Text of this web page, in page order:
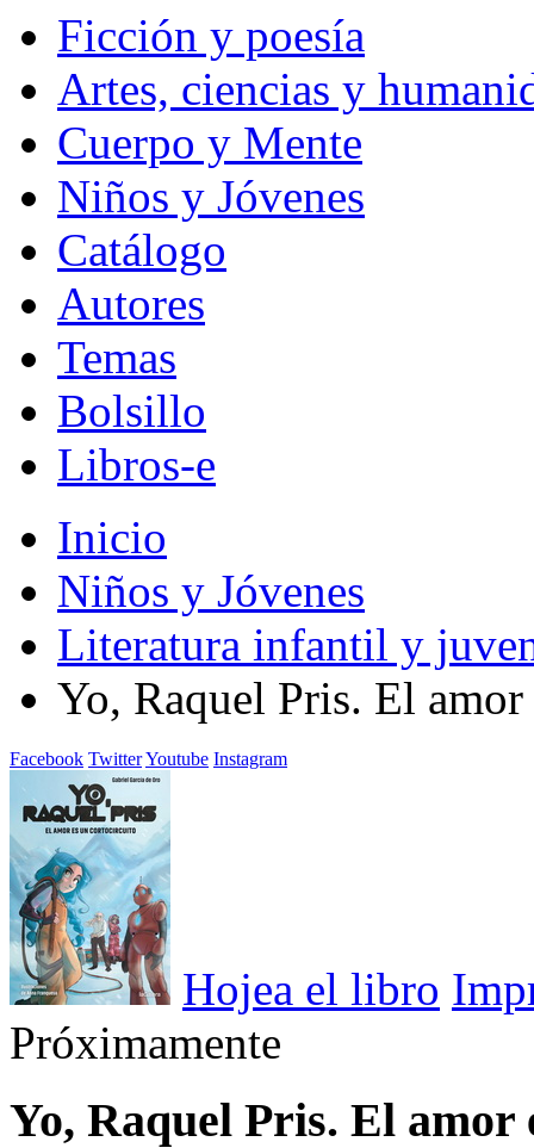
Ficción y poesía
Artes, ciencias y
Cuerpo y Mente
Niños y Jóvenes
Catálogo
Autores
Temas
Bolsillo
Libros-e
Inicio
Niños y Jóvenes
Literatura infantil y
Yo, Raquel Pris. El
Facebook TwitterYoutube Instagram
Hojea el libro
Próximamente
Yo, Raquel Pris. El